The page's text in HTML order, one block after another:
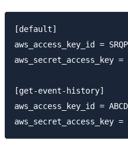
[default]
aws_access_key_id =
aws_secret_access_key =
[get-event-history]
aws_access_key_id =